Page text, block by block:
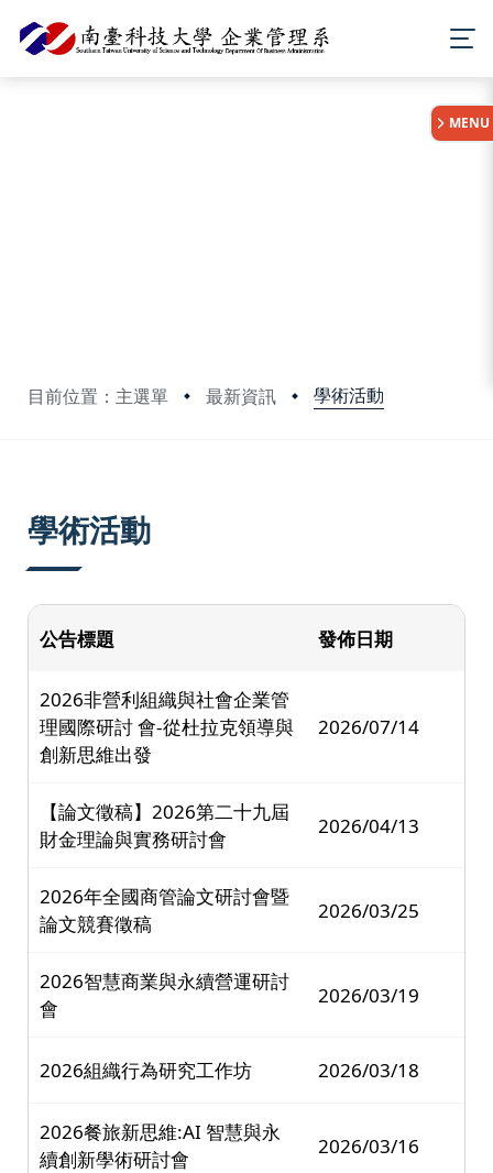
目前位置：主選單 最新資訊 學術活動
MENU
學術活動
公告標題 發佈日期
2026非營利組織與社會企業管
理國際研討 會-從杜拉克領導與
創新思維出發
2026/07/14
【論文徵稿】2026第二十九屆
財金理論與實務研討會
2026/04/13
2026年全國商管論文研討會暨
論文競賽徵稿
2026/03/25
2026智慧商業與永續營運研討
會
2026/03/19
2026組織行為研究工作坊 2026/03/18
2026餐旅新思維:AI 智慧與永
續創新學術研討會
2026/03/16